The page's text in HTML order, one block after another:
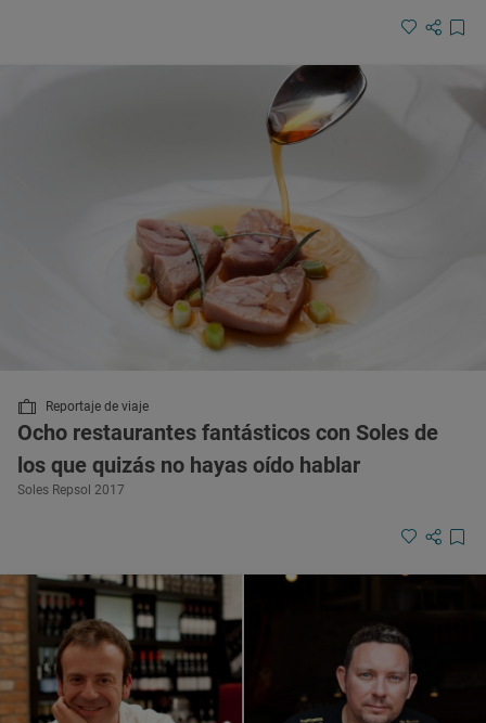
Reportaje de viaje
Ocho restaurantes fantásticos con Soles de
los que quizás no hayas oído hablar
Soles Repsol 2017